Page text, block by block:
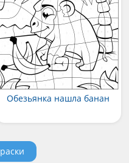
Обезьянка нашла банан